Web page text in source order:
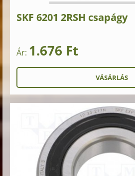
SKF 6201 2RSH csapágy
Ár: 1.676 Ft